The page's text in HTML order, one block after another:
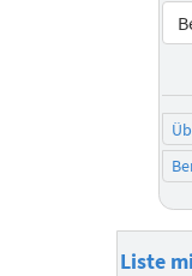
Liste